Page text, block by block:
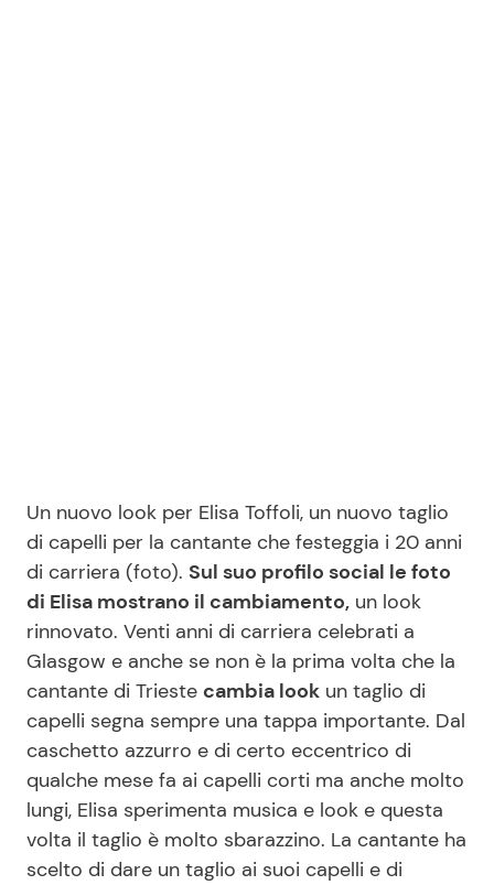
Viaggi e Turismo
Festività
Ricette Feste
Ricette per Bambini
Seguici
Info
Chi siamo
Un nuovo look per Elisa Toffoli, un nuovo taglio
di capelli per la cantante che festeggia i 20 anni
di carriera (foto). Sul suo profilo social le foto
di Elisa mostrano il cambiamento, un look
rinnovato. Venti anni di carriera celebrati a
Glasgow e anche se non è la prima volta che la
cantante di Trieste cambia look un taglio di
capelli segna sempre una tappa importante. Dal
caschetto azzurro e di certo eccentrico di
qualche mese fa ai capelli corti ma anche molto
lungi, Elisa sperimenta musica e look e questa
volta il taglio è molto sbarazzino. La cantante ha
scelto di dare un taglio ai suoi capelli e di